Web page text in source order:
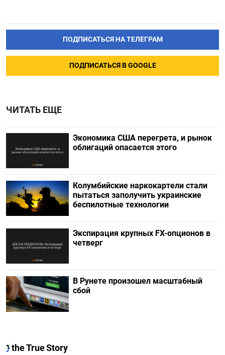
ПОДПИСАТЬСЯ НА ТЕЛЕГРАМ
ПОДПИСАТЬСЯ В GOOGLE
ЧИТАТЬ ЕЩЕ
Экономика США перегрета, и рынок
облигаций опасается этого
Колумбийские наркокартели стали
пытаться заполучить украинские
беспилотные технологии
Экспирация крупных FX-опционов в
четверг
В Рунете произошел масштабный
сбой